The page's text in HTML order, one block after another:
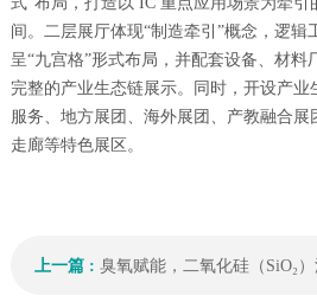
间。二层展厅体现“制造牵引”概念，逻辑
呈“九宫格”形式布局，并配套设备、材料
完整的产业生态链展示。同时，开设产业
服务、地方展团、海外展团、产教融合展
走廊等特色展区。
上一篇 : 臭氧赋能，二氧化硅（SiO₂